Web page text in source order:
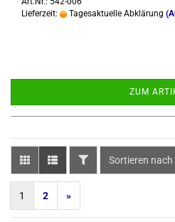
Lieferzeit:
Tagesaktuelle Abklärung
ZUM
FILTERSortieren nach
Sortieren nach
1 2 »